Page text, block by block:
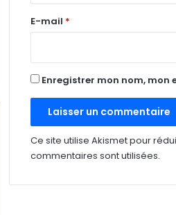
e
E-mail *
Enregistrer mon nom,
Ce site utilise Akismet pour
commentaires sont utilisées.